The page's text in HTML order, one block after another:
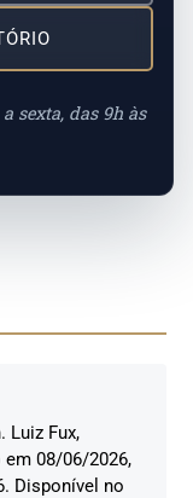
sexta, das 9h às
Luiz Fux,
08/06/2026,
Disponível no